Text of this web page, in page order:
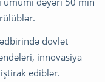
dövlət
innovasiya
ediblər.